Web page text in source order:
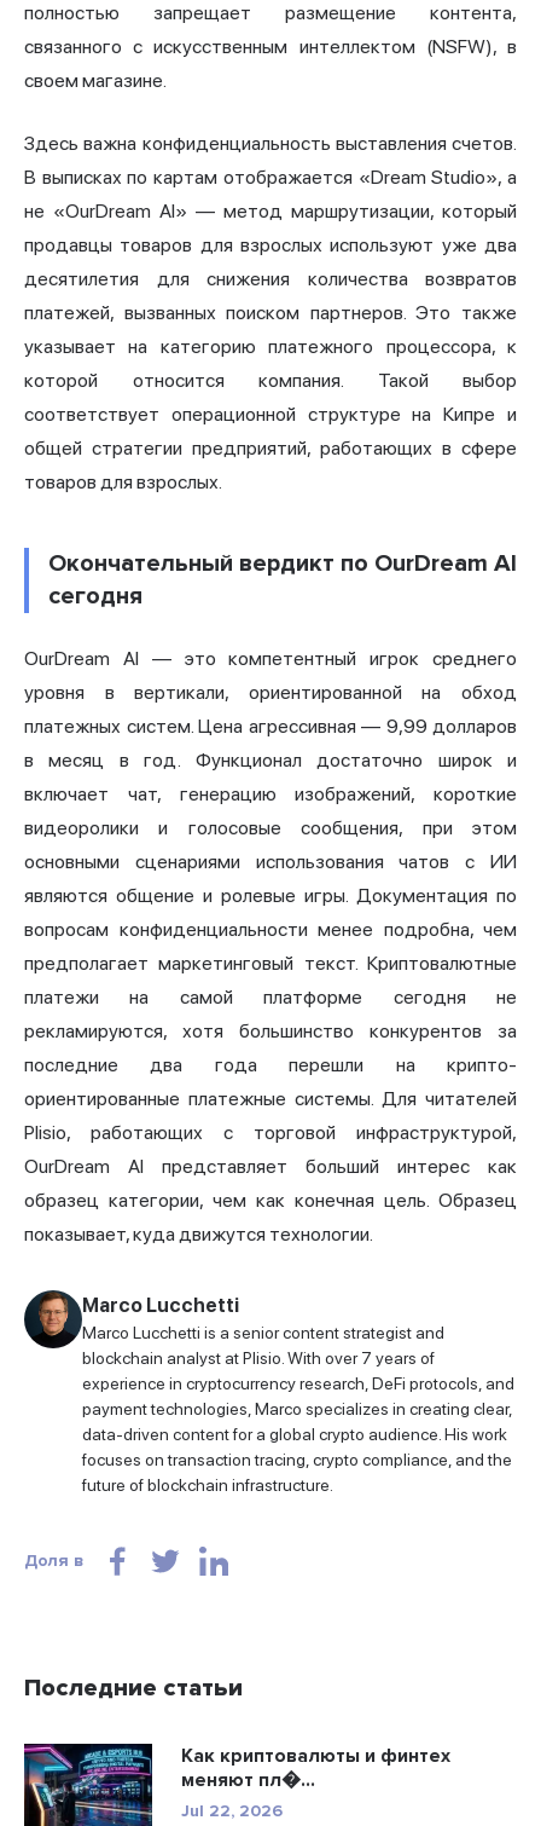
полностью запрещает размещение контента,
связанного с искусственным интеллектом (NSFW), в
своем магазине.
Здесь важна конфиденциальность выставления счетов.
В выписках по картам отображается «Dream Studio», а
не «OurDream AI» — метод маршрутизации, который
продавцы товаров для взрослых используют уже два
десятилетия для снижения количества возвратов
платежей, вызванных поиском партнеров. Это также
указывает на категорию платежного процессора, к
которой относится компания. Такой выбор
соответствует операционной структуре на Кипре и
общей стратегии предприятий, работающих в сфере
товаров для взрослых.
Окончательный вердикт по OurDream AI
сегодня
OurDream AI — это компетентный игрок среднего
уровня в вертикали, ориентированной на обход
платежных систем. Цена агрессивная — 9,99 долларов
в месяц в год. Функционал достаточно широк и
включает чат, генерацию изображений, короткие
видеоролики и голосовые сообщения, при этом
основными сценариями использования чатов с ИИ
являются общение и ролевые игры. Документация по
вопросам конфиденциальности менее подробна, чем
предполагает маркетинговый текст. Криптовалютные
платежи на самой платформе сегодня не
рекламируются, хотя большинство конкурентов за
последние два года перешли на крипто-
ориентированные платежные системы. Для читателей
Plisio, работающих с торговой инфраструктурой,
OurDream AI представляет больший интерес как
образец категории, чем как конечная цель. Образец
показывает, куда движутся технологии.
Marco Lucchetti
Marco Lucchetti is a senior content strategist and
blockchain analyst at Plisio. With over 7 years of
experience in cryptocurrency research, DeFi protocols, and
payment technologies, Marco specializes in creating clear,
data-driven content for a global crypto audience. His work
focuses on transaction tracing, crypto compliance, and the
future of blockchain infrastructure.
Доля в
Последние статьи
Как криптовалюты и финтех
меняют пл�...
Jul 22, 2026